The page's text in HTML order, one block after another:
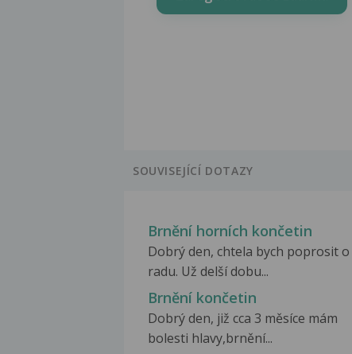
SOUVISEJÍCÍ DOTAZY
Brnění horních končetin
Dobrý den, chtela bych poprosit o
radu. Už delší dobu...
Brnění končetin
Dobrý den, již cca 3 měsíce mám
bolesti hlavy,brnění...